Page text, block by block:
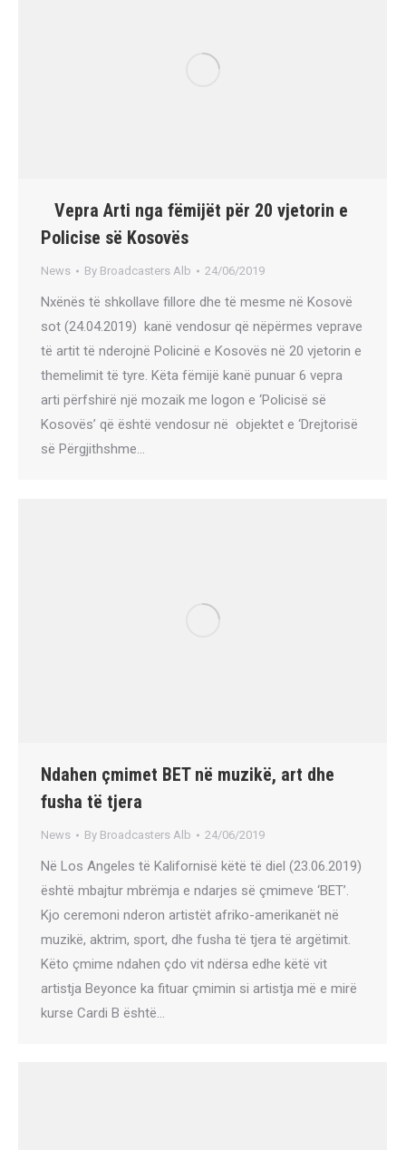
Vepra Arti nga fëmijët për 20 vjetorin e
Policise së Kosovës
News By Broadcasters Alb 24/06/2019
Nxënës të shkollave fillore dhe të mesme në Kosovë
sot (24.04.2019) kanë vendosur që nëpërmes veprave
të artit të nderojnë Policinë e Kosovës në 20 vjetorin e
themelimit të tyre. Këta fëmijë kanë punuar 6 vepra
arti përfshirë një mozaik me logon e ‘Policisë së
Kosovës’ që është vendosur në objektet e ‘Drejtorisë
së Përgjithshme…
Ndahen çmimet BET në muzikë, art dhe
fusha të tjera
News By Broadcasters Alb 24/06/2019
Në Los Angeles të Kalifornisë këtë të diel (23.06.2019)
është mbajtur mbrëmja e ndarjes së çmimeve ‘BET’.
Kjo ceremoni nderon artistët afriko-amerikanët në
muzikë, aktrim, sport, dhe fusha të tjera të argëtimit.
Këto çmime ndahen çdo vit ndërsa edhe këtë vit
artistja Beyonce ka fituar çmimin si artistja më e mirë
kurse Cardi B është…